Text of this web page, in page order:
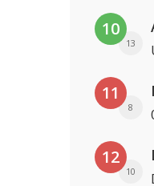
10
13
11
8
12
10